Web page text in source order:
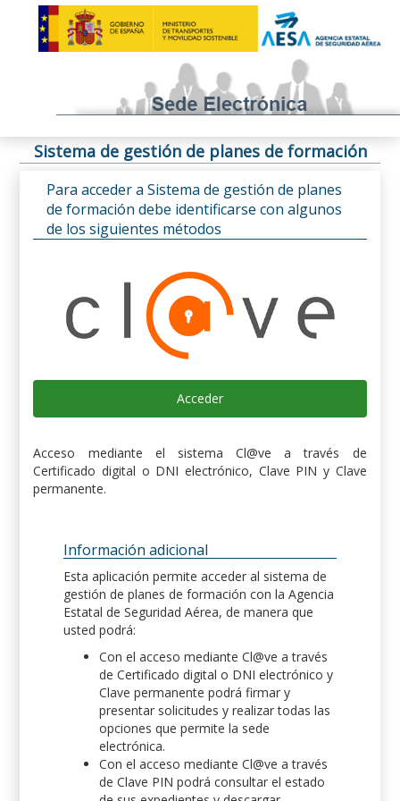
Sistema de gestión de planes de formación
Para acceder a Sistema de gestión de planes
de formación debe identificarse con algunos
de los siguientes métodos
Acceder
Acceso mediante el sistema Cl@ve a través de
Certificado digital o DNI electrónico, Clave PIN y Clave
permanente.
Información adicional
Esta aplicación permite acceder al sistema de
gestión de planes de formación con la Agencia
Estatal de Seguridad Aérea, de manera que
usted podrá:
Con el acceso mediante Cl@ve a través
de Certificado digital o DNI electrónico y
Clave permanente podrá firmar y
presentar solicitudes y realizar todas las
opciones que permite la sede
electrónica.
Con el acceso mediante Cl@ve a través
de Clave PIN podrá consultar el estado